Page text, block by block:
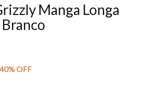
Manga Longa
Branco
40% OFF